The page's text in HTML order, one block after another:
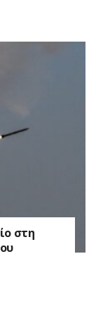
στη